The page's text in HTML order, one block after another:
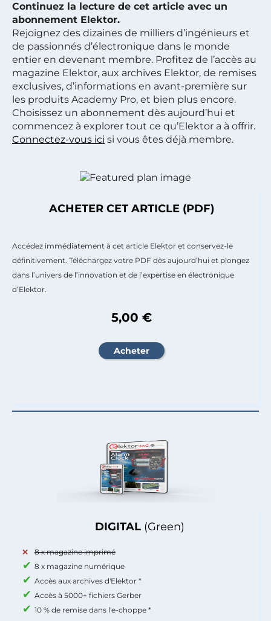
Continuez la lecture de cet article avec un
abonnement Elektor.
Rejoignez des dizaines de milliers d’ingénieurs et
de passionnés d’électronique dans le monde
entier en devenant membre. Profitez de l’accès au
magazine Elektor, aux archives Elektor, de remises
exclusives, d’informations en avant-première sur
les produits Academy Pro, et bien plus encore.
Choisissez un abonnement dès aujourd’hui et
commencez à explorer tout ce qu’Elektor a à offrir.
Connectez-vous ici si vous êtes déjà membre.
DIGITAL (Green)
8 x magazine imprimé
8 x magazine numérique
Accès aux archives d'Elektor *
Accès à 5000+ fichiers Gerber
10 % de remise dans l'e-choppe *
ACHETER CET ARTICLE (PDF)
Accédez immédiatement à cet article Elektor et conservez-le
définitivement. Téléchargez votre PDF dès aujourd’hui et plongez
dans l’univers de l’innovation et de l’expertise en électronique
d’Elektor.
5,00 €